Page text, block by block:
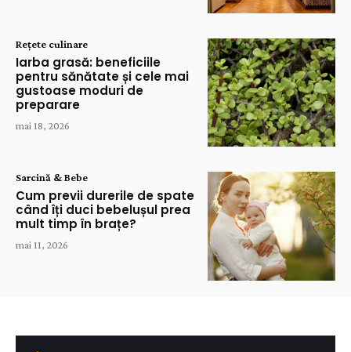
Rețete culinare
Iarba grasă: beneficiile
pentru sănătate și cele mai
gustoase moduri de
preparare
mai 18, 2026
Sarcină & Bebe
Cum previi durerile de spate
când îți duci bebelușul prea
mult timp în brațe?
mai 11, 2026